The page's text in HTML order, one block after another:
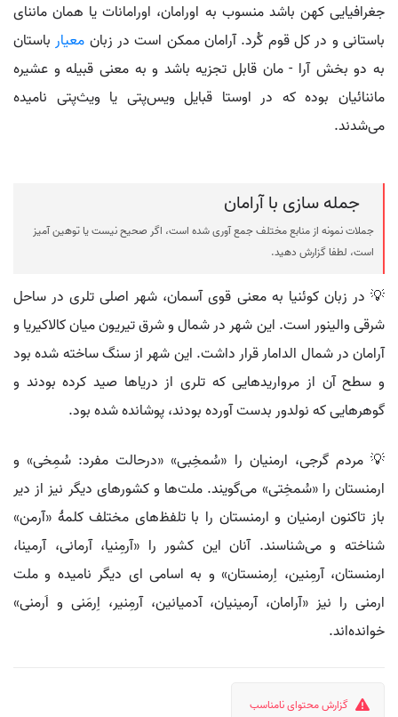
جغرافیایی کهن باشد منسوب به اورامان، اورامانات یا همان ماننای
باستانی و در کل قوم کُرد. آرامان ممکن است در زبان معیارباستان
به دو بخش آرا - مان قابل تجزیه باشد و به معنی قبیله و عشیره
ماننائیان بوده که در اوستا قبایل ویس‌پتی یا ویث‌پتی نامیده
می‌شدند.
جمله سازی با آرامان
جملات نمونه از منابع مختلف جمع آوری شده است، اگر صحیح نیست یا توهین آمیز
است، لطفا گزارش دهید.
💡 در زبان کوئنیا به معنی قوی آسمان، شهر اصلی تلری در ساحل
شرقی والینور است. این شهر در شمال و شرق تیریون میان کالاکیریا و
آرامان در شمال الدامار قرار داشت. این شهر از سنگ ساخته شده بود
و سطح آن از مرواریدهایی که تلری از دریاها صید کرده بودند و
گوهرهایی که نولدور بدست آورده بودند، پوشانده شده بود.
💡 مردم گرجی، ارمنیان را «سُمخِبی» «درحالت مفرد: سُمِخی» و
ارمنستان را «سُمخِتی» می‌گویند. ملت‌ها و کشورهای دیگر نیز از دیر
باز تاکنون ارمنیان و ارمنستان را با تلفظ‌های مختلف کلمهٔ «آرمن»
شناخته و می‌شناسند. آنان این کشور را «آرمِنیا، آرمانی، آرمینا،
ارمنستان، آرمِنین، اِرمنستان» و به اسامی ای دیگر نامیده و ملت
ارمنی را نیز «آرامان، آرمینیان، آدمیانین، آرمِنیر، اِرمَنی و اَرمنی»
خوانده‌اند.
گزارش محتوای نامناسب